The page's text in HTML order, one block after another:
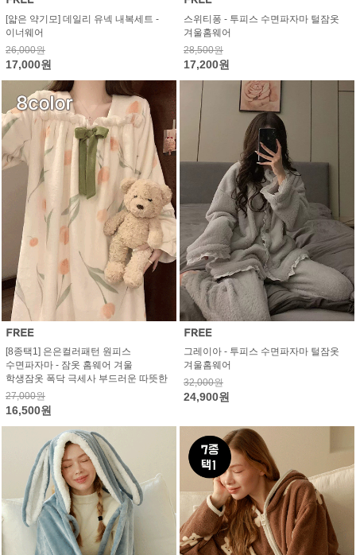
[얇은 약기모] 데일리 유넥 내복세트 -
이너웨어
26,000원
17,000원
스위티퐁 - 투피스 수면파자마 털잠옷
겨울홈웨어
28,500원
17,200원
[8종택1] 은은컬러패턴 원피스
수면파자마 - 잠옷 홈웨어 겨울
학생잠옷 폭닥 극세사 부드러운 따뜻한
27,000원
16,500원
그레이아 - 투피스 수면파자마 털잠옷
겨울홈웨어
32,000원
24,900원